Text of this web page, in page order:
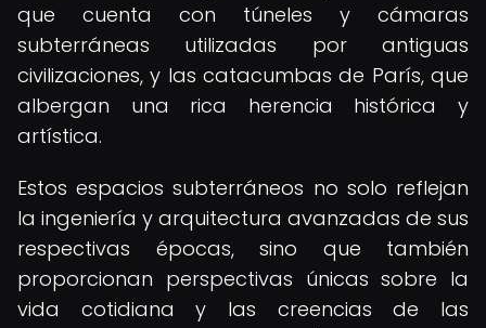
que cuenta con túneles y cámaras
subterráneas utilizadas por antiguas
civilizaciones, y las catacumbas de París, que
albergan una rica herencia histórica y
artística.
Estos espacios subterráneos no solo reflejan
la ingeniería y arquitectura avanzadas de sus
respectivas épocas, sino que también
proporcionan perspectivas únicas sobre la
vida cotidiana y las creencias de las